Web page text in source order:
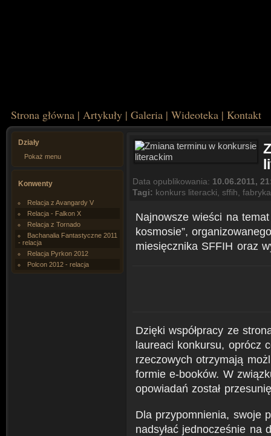
Strona główna | Artykuły | Galeria | Wideoteka | Kontakt
Działy
Pokaż menu
Konwenty
Relacja z Avangardy V
Relacja - Falkon X
Relacja z Tornado
Bachanalia Fantastyczne 2011
- relacja
Relacja Pyrkon 2012
Polcon 2012 - relacja
Data opublikowania: 10.06.2011,
Tagi: konkurs literacki sffih fabryka
Najnowsze wieści na
kosmosie”,
miesięcznika SFFIH oraz
Dzięki współpracy ze
laureaci konkursu, oprócz
rzeczowych otrzymają
formie e-booków. W
opowiadań został
Dla przypomnienia, swoje
nadsyłać jednocześnie na